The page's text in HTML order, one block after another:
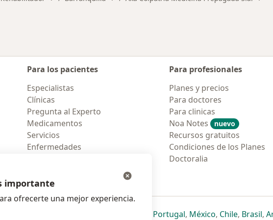
Para los pacientes
Especialistas
Clínicas
Pregunta al Experto
Medicamentos
Servicios
Enfermedades
Para profesionales
Planes y precios
Para doctores
Para clinicas
Noa Notes
nuevo
Recursos gratuitos
Condiciones de los Planes
Doctoralia
se abre en una nueva pestaña
se abre en una nueva pestaña
se abre en una nueva pestaña
se abre en una nueva pestaña
Portugalse abre en una nueva
, Méxicose abre en una
, Chilese abre
, Brasilse
,
importante
ofrecerte una mejor experiencia.